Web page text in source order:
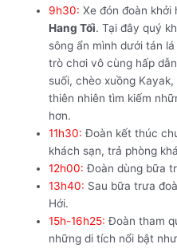
9h30: Xe đón đoàn
Hang Tối. Tại đây quý
sông ẩn mình dưới tán
trò chơi vô cùng hấp
suối, chèo xuồng
thiên nhiên tìm kiếm
hơn.
11h30:Đoàn kết thúc
khách sạn, trả phòng
12h00: Đoàn dùng bữa
13h40: Sau bữa trưa
Hới.
15h-16h25: Đoàn tham
những di tích nổi bật